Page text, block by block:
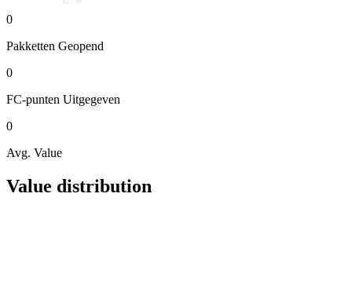
0
Pakketten Geopend
0
FC-punten Uitgegeven
0
Avg. Value
Value distribution